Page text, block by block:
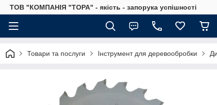
ТОВ "КОМПАНІЯ "ТОРА" - якість - запорука успішності
Товари та послуги Інструмент для деревообробки